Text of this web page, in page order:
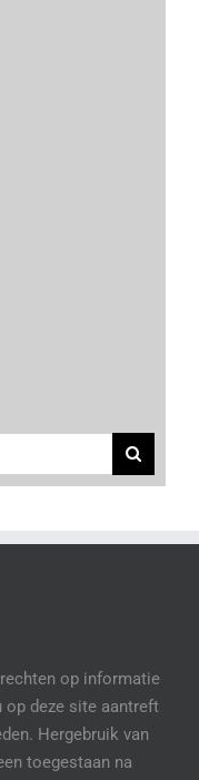
op informatie
op deze site aantreft
Hergebruik van
toegestaan na